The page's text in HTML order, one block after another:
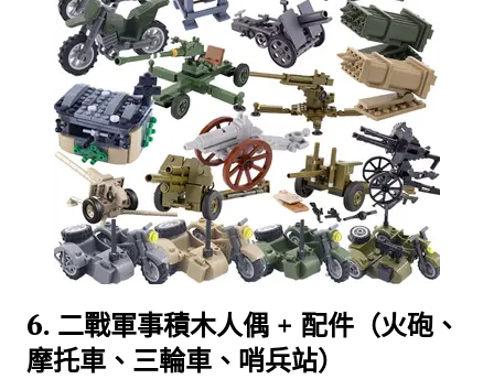
6. 二戰軍事積木人偶 + 配件（火砲、
摩托車、三輪車、哨兵站）